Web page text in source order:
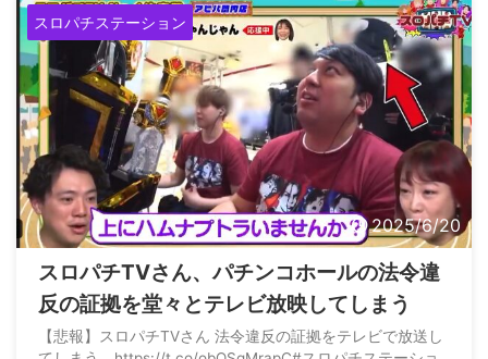
スロパチステーション
2025/6/20
スロパチTVさん、パチンコホールの法令違
反の証拠を堂々とテレビ放映してしまう
【悲報】スロパチTVさん 法令違反の証拠をテレビで放送し